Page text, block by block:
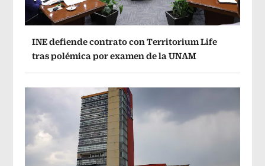
INE defiende contrato con Territorium Life
tras polémica por examen de la UNAM